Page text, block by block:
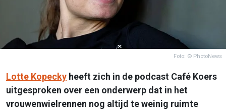
Foto: © PhotoNews
Lotte Kopecky heeft zich in de podcast Café Koers
uitgesproken over een onderwerp dat in het
vrouwenwielrennen nog altijd te weinig ruimte